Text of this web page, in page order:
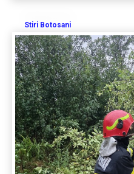
Stiri Botosani